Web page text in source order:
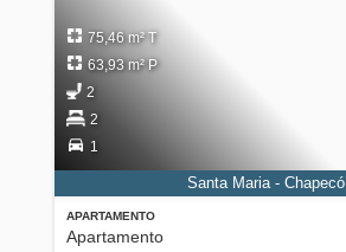
APARTAMENTO
Apartamento
75,46 m² T
63,93 m² P
2
2
1
Santa Maria - Chapecó